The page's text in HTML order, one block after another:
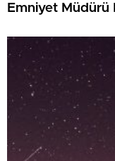
Emniyet Müdürü